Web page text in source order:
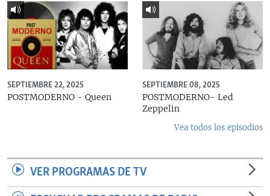
SEPTIEMBRE 22, 2025
POSTMODERNO - Queen
SEPTIEMBRE 08, 2025
POSTMODERNO- Led
Zeppelin
Vea todos los episodios
VER PROGRAMAS DE TV